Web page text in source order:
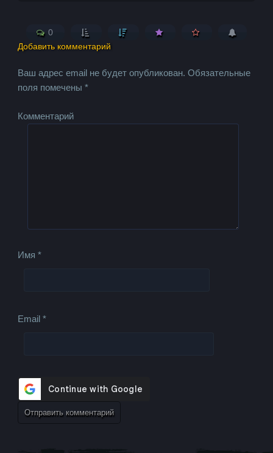
0
Добавить комментарий
Ваш адрес email не будет опубликован. Обязательные
поля помечены*
Комментарий
Имя*
Email*